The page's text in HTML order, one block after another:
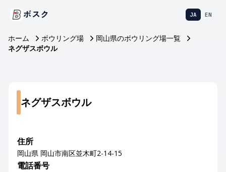
ボスク JA EN
ホーム ボウリング場
岡山県のボウリング場一覧
ネグザスボウル
ネグザスボウル
住所
岡山県 岡山市南区並木町2-14-15
電話番号